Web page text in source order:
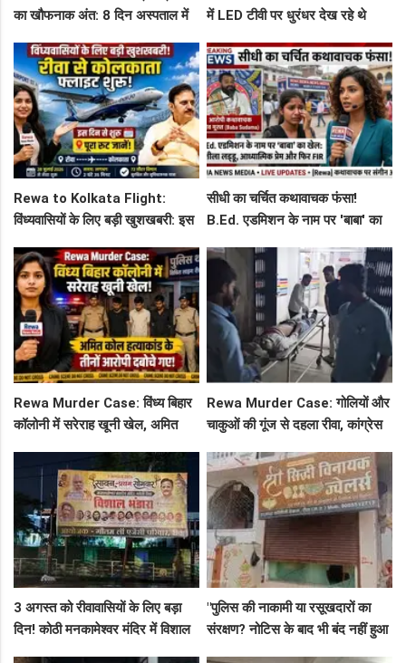
का खौफनाक अंत: 8 दिन अस्पताल में
आरोप!
में LED टीवी पर धुरंधर देख रहे थे
शिकायत
Rewa to Kolkata Flight:
विंध्यवासियों के लिए बड़ी खुशखबरी: इस
फ्लाइट, जानें पूरा रूट!
सीधी का चर्चित कथावाचक फंसा!
B.Ed. एडमिशन के नाम पर 'बाबा' का
और फिर FIR
Rewa Murder Case: विंध्य बिहार
कॉलोनी में सरेराह खूनी खेल, अमित
Rewa Murder Case: गोलियों और
चाकुओं की गूंज से दहला रीवा, कांग्रेस
गिरफ्तार!
3 अगस्त को रीवावासियों के लिए बड़ा
दिन! कोठी मनकामेश्वर मंदिर में विशाल
"पुलिस की नाकामी या रसूखदारों का
संरक्षण? नोटिस के बाद भी बंद नहीं हुआ